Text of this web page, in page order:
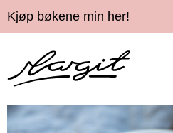
Kjøp bøkene min her!